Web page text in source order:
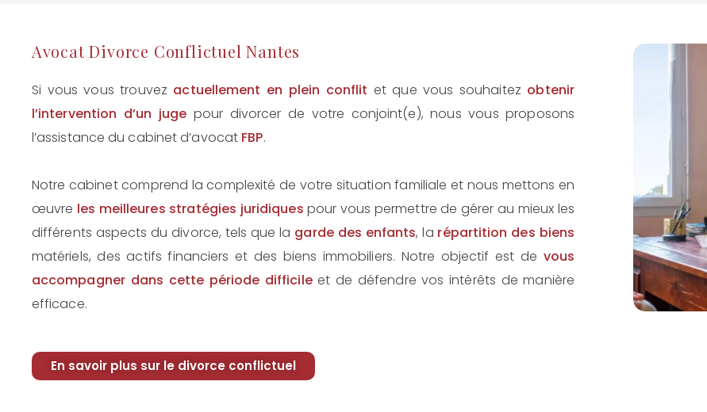
Avocat Divorce Conflictuel Nantes
Si vous vous trouvez actuellement en plein conflit et que vous souhaitez obtenir
l’intervention d’un juge pour divorcer de votre conjoint(e), nous vous proposons
l’assistance du cabinet d’avocat FBP.
Notre cabinet comprend la complexité de votre situation familiale et nous mettons en
œuvre les meilleures stratégies juridiques pour vous permettre de gérer au mieux les
différents aspects du divorce, tels que la garde des enfants, la répartition des biens
matériels, des actifs financiers et des biens immobiliers. Notre objectif est de vous
accompagner dans cette période difficileet de défendre vos intérêts de manière
efficace.
En savoir plus sur le divorce conflictuel